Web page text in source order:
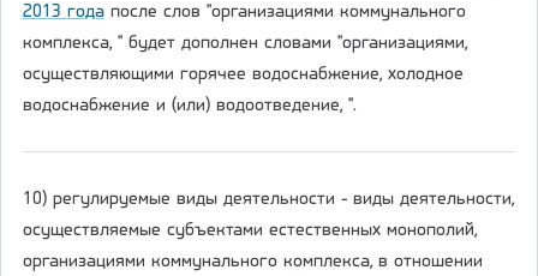
2013 года после слов "организациями коммунального
комплекса, " будет дополнен словами "организациями,
осуществляющими горячее водоснабжение, холодное
водоснабжение и (или) водоотведение, ".
10) регулируемые виды деятельности - виды деятельности,
осуществляемые субъектами естественных монополий,
организациями коммунального комплекса, в отношении